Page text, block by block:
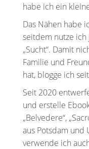
habe ich ein
Das Nähen habe
seitdem nutze
„Sucht“. Damit
Familie und
hat, blogge ich
Seit 2020
und erstelle
„Belvedere“,
aus Potsdam und
verwende ich